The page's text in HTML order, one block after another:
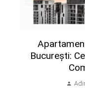
București: